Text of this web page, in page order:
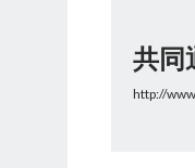
共同
http://